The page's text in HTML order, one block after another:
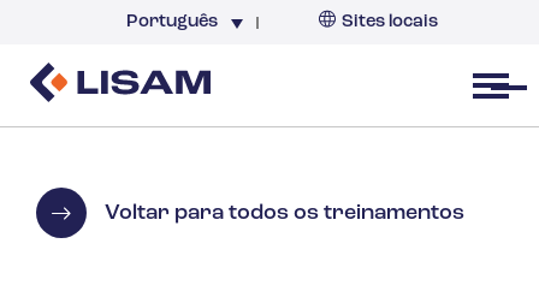
Português Sites locais
Open menu
Voltar para todos os treinamentos